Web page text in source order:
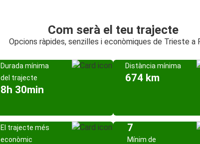
Com serà el teu trajecte
Opcions ràpides, senzilles i econòmiques de Trieste a
Durada mínima
del trajecte
8h 30min
Distància mínima
674 km
El trajecte més
econòmic
7
Mínim de